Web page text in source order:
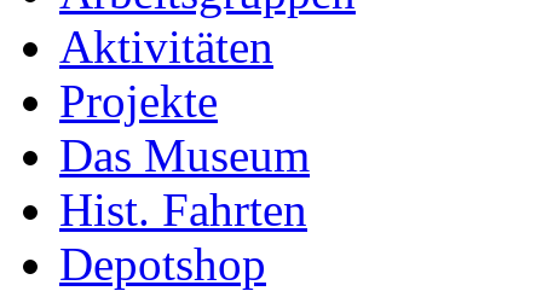
Aktivitäten
Projekte
Das Museum
Hist. Fahrten
Depotshop